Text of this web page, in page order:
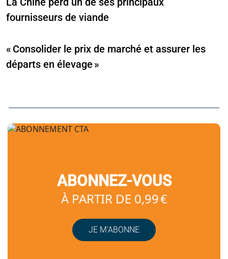
fournisseurs de viande
« Consolider le prix de marché et assurer les
départs en élevage »
ABONNEZ-VOUS
À PARTIR DE 0,99 €
JE M’ABONNE